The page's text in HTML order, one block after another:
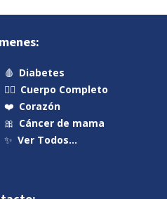
🩸 Diabetes
🧍‍♂️ Cuerpo Completo
❤️ Corazón
🎀 Cáncer de mama
✨ Ver Todos…